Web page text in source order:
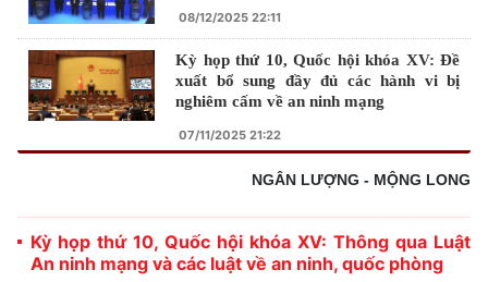
08/12/2025 22:11
Kỳ họp thứ 10, Quốc hội khóa XV: Đề
xuất bổ sung đầy đủ các hành vi bị
nghiêm cấm về an ninh mạng
07/11/2025 21:22
NGÂN LƯỢNG - MỘNG LONG
Kỳ họp thứ 10, Quốc hội khóa XV: Thông qua Luật
An ninh mạng và các luật về an ninh, quốc phòng